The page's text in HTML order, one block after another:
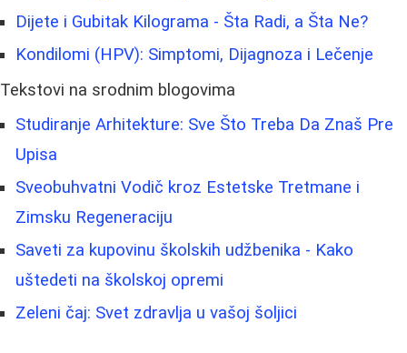
Dijete i Gubitak Kilograma - Šta Radi, a Šta Ne?
Kondilomi (HPV): Simptomi, Dijagnoza i Lečenje
Tekstovi na srodnim blogovima
Studiranje Arhitekture: Sve Što Treba Da Znaš Pre
Upisa
Sveobuhvatni Vodič kroz Estetske Tretmane i
Zimsku Regeneraciju
Saveti za kupovinu školskih udžbenika - Kako
uštedeti na školskoj opremi
Zeleni čaj: Svet zdravlja u vašoj šoljici